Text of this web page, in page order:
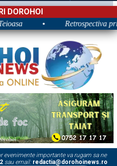
DOROHOI
Retrospectiva
evenimente importante va rugam sa ne
sau email: redactia@dorohoinews.ro